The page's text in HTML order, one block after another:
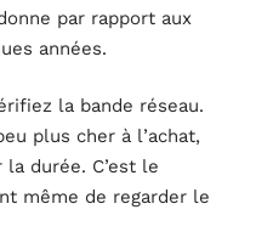
par rapport aux
années.
la bande réseau.
plus cher à l’achat,
durée. C’est le
même de regarder le